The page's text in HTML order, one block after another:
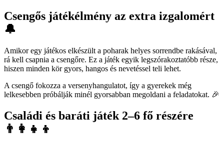
Csengős játékélmény az extra izgalomért
🔔
Amikor egy játékos elkészült a poharak helyes sorrendbe rakásával,
rá kell csapnia a csengőre. Ez a játék egyik legszórakoztatóbb része,
hiszen minden kör gyors, hangos és nevetéssel teli lehet.
A csengő fokozza a versenyhangulatot, így a gyerekek még
lelkesebben próbálják minél gyorsabban megoldani a feladatokat. 🎉
Családi és baráti játék 2–6 fő részére
👨‍👩‍👧‍👦